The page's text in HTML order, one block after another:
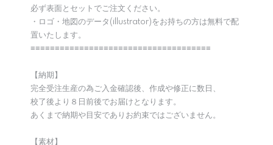
必ず表面とセットでご注文ください。
・ロゴ・地図のデータ(illustrator)をお持ちの方は無料で配
置いたします。
≡≡≡≡≡≡≡≡≡≡≡≡≡≡≡≡≡≡≡≡≡≡≡≡≡≡≡≡≡≡≡≡≡≡≡≡≡
【納期】
完全受注生産の為ご入金確認後、作成や修正に数日、
校了後より８日前後でお届けとなります。
あくまで納期や目安でありお約束ではございません。
【素材】